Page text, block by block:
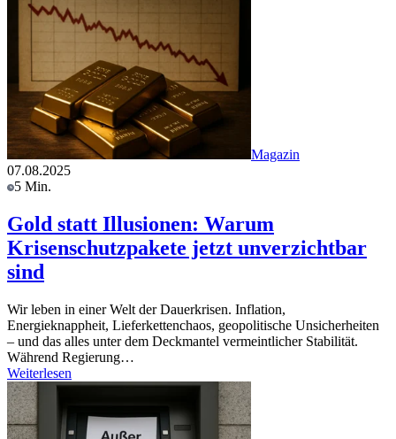
Magazin
07.08.2025
5 Min.
Gold statt Illusionen: Warum
Krisenschutzpakete jetzt unverzichtbar
sind
Wir leben in einer Welt der Dauerkrisen. Inflation,
Energieknappheit, Lieferkettenchaos, geopolitische Unsicherheiten
– und das alles unter dem Deckmantel vermeintlicher Stabilität.
Während Regierung…
Weiterlesen